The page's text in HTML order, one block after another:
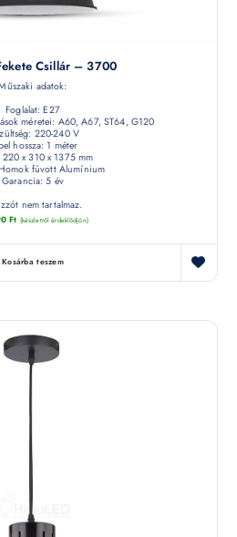
Csillár – 3700
adatok:
Foglalat: E27
méretei: A60, A67, ST64, G120
220-240 V
hossza: 1 méter
x 310 x 1375 mm
fúvott Alumínium
Garancia: 5 év
nem tartalmaz.
Ft (készletről érdeklődjön)
Kosárba teszem